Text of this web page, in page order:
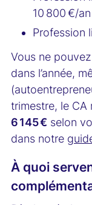
10 800 €/an
Profession
Vous ne
dans l’année,
trimestre, le CA
6 145 € selon
dans notre
À quoi